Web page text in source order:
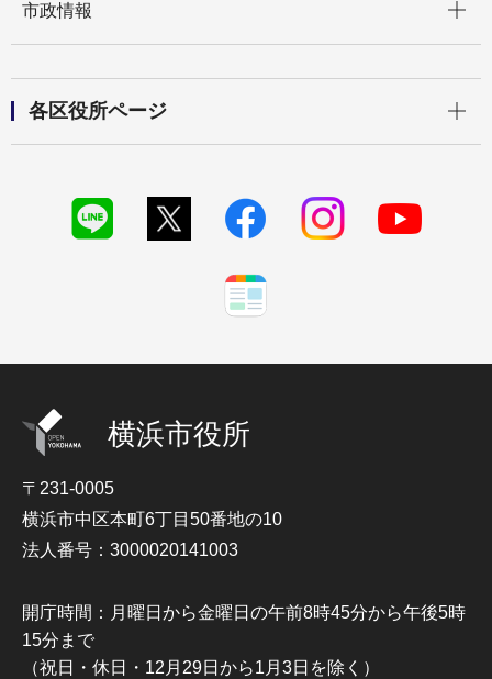
市政情報
各区役所ページ
横浜市役所
〒231-0005
横浜市中区本町6丁目50番地の10
法人番号：3000020141003
開庁時間：月曜日から金曜日の午前8時45分から午後5時
15分まで
（祝日・休日・12月29日から1月3日を除く）